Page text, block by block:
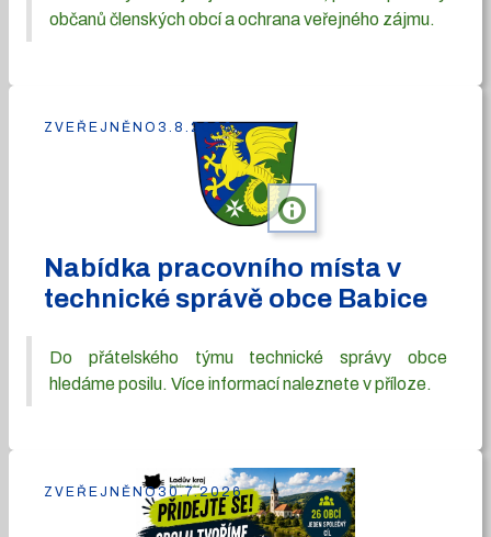
občanů členských obcí a ochrana veřejného zájmu.
info
Nabídka pracovního místa v
technické správě obce Babice
Do přátelského týmu technické správy obce
hledáme posilu. Více informací naleznete v příloze.
ZVEŘEJNĚNO 3.8.2026
ZVEŘEJNĚNO30.7.2026